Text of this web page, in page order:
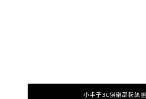
小丰子3C俱樂部粉絲團